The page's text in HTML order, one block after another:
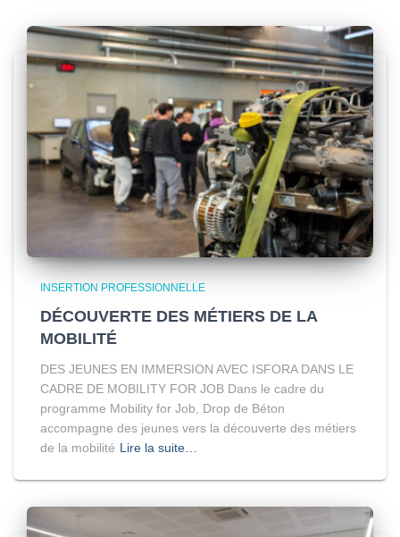
INSERTION PROFESSIONNELLE
DÉCOUVERTE DES MÉTIERS DE LA
MOBILITÉ
DES JEUNES EN IMMERSION AVEC ISFORA DANS LE
CADRE DE MOBILITY FOR JOB Dans le cadre du
programme Mobility for Job, Drop de Béton
accompagne des jeunes vers la découverte des métiers
de la mobilité Lire la suite…